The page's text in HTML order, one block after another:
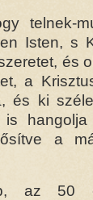
telnek-
Isten, s
és
a
és ki
is
a
az 50